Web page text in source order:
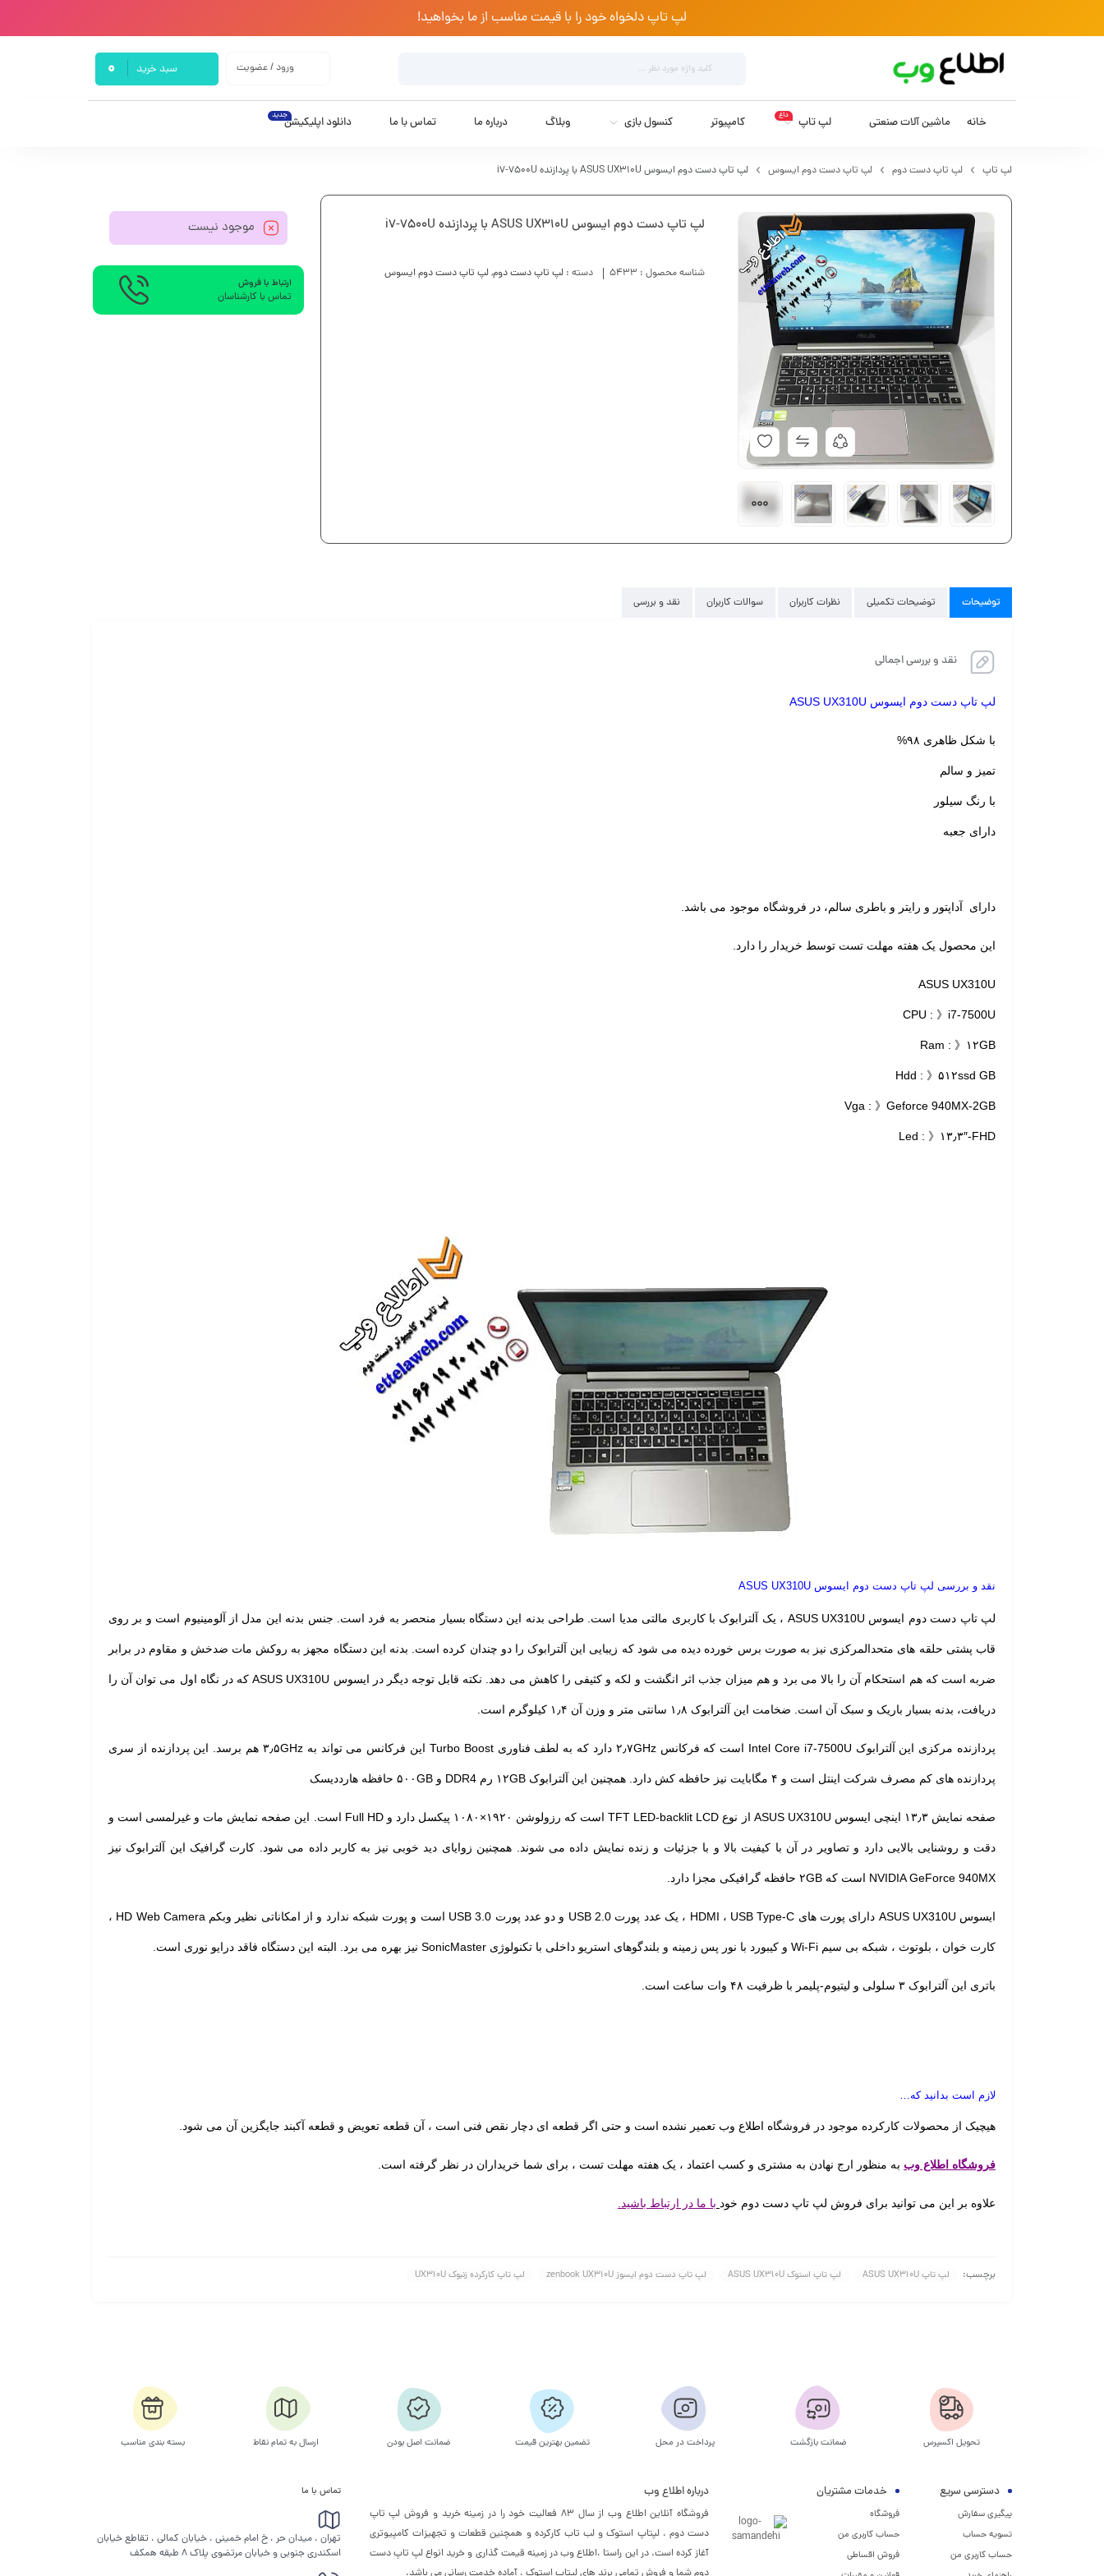
لپ تاپ دلخواه خود را با قیمت مناسب از ما بخواهید!
ورود / عضویت سبد خرید 0
خانه ماشین آلات صنعتی لپ تاپ داغ کامپیوتر کنسول بازی وبلاگ درباره ما تماس با ما دانلود اپلیکیشنجدید
لپ تاپ لپ تاپ دست دوم لپ تاپ دست دوم ایسوس لپ تاپ دست دوم ایسوس ASUS UX310U با پردازنده i7-7500U
لپ تاپ دست دوم ایسوس ASUS UX310U با پردازنده i7-7500U
شناسه محصول : 5433 دسته : لپ تاپ دست دوم,لپ تاپ دست دوم ایسوس
موجود نیست
ارتباط با فروش
تماس با کارشناسان
توضیحات توضیحات تکمیلی نظرات کاربران سوالات کاربران نقد و بررسی
نقد و بررسی اجمالی
لپ تاپ دست دوم ایسوس ASUS UX310U
با شکل ظاهری ۹۸%
تمیز و سالم
با رنگ سیلور
دارای جعبه
دارای آداپتور و رایتر و باطری سالم، در فروشگاه موجود می باشد.
این محصول یک هفته مهلت تست توسط خریدار را دارد.
ASUS UX310U
CPU : 》i7-7500U
Ram : 》۱۲GB
Hdd : 》۵۱۲ssd GB
Vga : 》Geforce 940MX-2GB
Led : 》۱۳٫۳″-FHD
نقد و بررسی لپ تاپ دست دوم ایسوس ASUS UX310U
لپ تاپ دست دوم ایسوس ASUS UX310U ، یک آلترابوک‌ با کاربری مالتی مدیا است. طراحی بدنه این دستگاه بسیار منحصر به فرد است. جنس بدنه این مدل از آلومینیوم است و بر روی
قاب پشتی حلقه های متحدالمرکزی نیز به صورت برس خورده دیده می شود که زیبایی این آلترابوک را دو چندان کرده است. بدنه این دستگاه مجهز به روکش مات ضدخش و مقاوم در برابر
ضربه است که هم استحکام آن را بالا می برد و هم میزان جذب اثر انگشت و لکه و کثیفی را کاهش می دهد. نکته قابل توجه دیگر در ایسوس ASUS UX310U که در نگاه اول می توان آن را
دریافت، بدنه بسیار باریک و سبک آن است. ضخامت این آلترابوک‌ ۱٫۸ سانتی متر و وزن آن ۱٫۴ کیلوگرم است.
پردازنده مرکزی این آلترابوک‌ Intel Core i7-7500U است که فرکانس ۲٫۷GHz دارد که به لطف فناوری Turbo Boost این فرکانس می تواند به ۳٫۵GHz هم برسد. این پردازنده از سری
پردازنده های کم مصرف شرکت اینتل است و ۴ مگابایت نیز حافظه کش دارد. همچنین این آلترابوک ۱۲GB رم DDR4 و ۵۰۰GB حافظه هارددیسک
صفحه نمایش ۱۳٫۳ اینچی ایسوس ASUS UX310U از نوع TFT LED-backlit LCD است که رزولوشن ۱۹۲۰×۱۰۸۰ پیکسل دارد و Full HD است. این صفحه نمایش مات و غیرلمسی است و
دقت و روشنایی بالایی دارد و تصاویر در آن با کیفیت بالا و با جزئیات و زنده نمایش داده می شوند. همچنین زوایای دید خوبی نیز به کاربر داده می شود. کارت گرافیک این آلترابوک نیز
NVIDIA GeForce 940MX است که ۲GB حافظه گرافیکی مجزا دارد.
ایسوس ASUS UX310U دارای پورت های HDMI ، USB Type-C ، یک عدد پورت USB 2.0 و دو عدد پورت USB 3.0 است و پورت شبکه ندارد و از امکاناتی نظیر وبکم HD Web Camera ،
کارت خوان ، بلوتوث ، شبکه بی سیم Wi-Fi و کیبورد با نور پس زمینه و بلندگوهای استریو داخلی با تکنولوژی SonicMaster نیز بهره می برد. البته این دستگاه فاقد درایو نوری است.
باتری این آلترابوک ۳ سلولی و لیتیوم-پلیمر با ظرفیت ۴۸ وات‌ ساعت است.
لازم است بدانید که…
هیچیک از محصولات کارکرده موجود در فروشگاه اطلاع وب تعمیر نشده است و حتی اگر قطعه ای دچار نقص فنی است ، آن قطعه تعویض و قطعه آکبند جایگزین آن می شود.
فروشگاه اطلاع وب به منظور ارج نهادن به مشتری و کسب اعتماد ، یک هفته مهلت تست ، برای شما خریداران در نظر گرفته است.
علاوه بر این می توانید برای فروش لپ تاپ دست دوم خود با ما در ارتباط باشید.
برچسب: لپ تاپ ASUS UX310U لپ تاپ استوک ASUS UX310U لپ تاپ دست دوم ایسوز zenbook UX310U لپ تاپ کارکرده زنبوک UX310U
تحویل اکسپرس ضمانت بازگشت پرداخت در محل تضمین بهترین قیمت ضمانت اصل بودن ارسال به تمام نقاط بسته بندی مناسب
دسترسی سریع
پیگیری سفارش
تسویه حساب
حساب کاربری من
خدمات مشتریان
فروشگاه
حساب کاربری من
فروش اقساطی
درباره اطلاع وب
فروشگاه آنلاین اطلاع وب از سال 83 فعالیت خود را در زمینه خرید و فروش لپ تاپ
دست دوم ، لپتاپ استوک و لب تاب کارکرده و همچنین قطعات و تجهیزات کامپیوتری
آغاز کرده است. در این راستا ،‌اطلاع وب در زمینه قیمت گذاری و خرید انواع لپ تاپ دست
تماس با ما
تهران ، میدان حر ، خ امام خمینی ، خیابان کمالی ، تقاطع خیابان
اسکندری جنوبی و خیابان مرتضوی پلاک 8 طبقه همکف